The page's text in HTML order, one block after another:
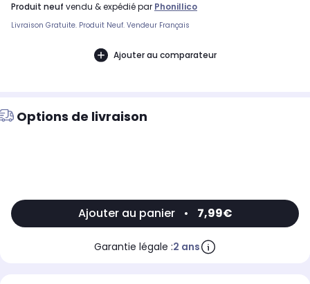
produit neuf vendu & expédié par Phonillico
Livraison Gratuite. Produit Neuf. Vendeur Français
Ajouter au comparateur
Options de livraison
Ajouter au panier • 7,99€
Garantie légale :2 ans